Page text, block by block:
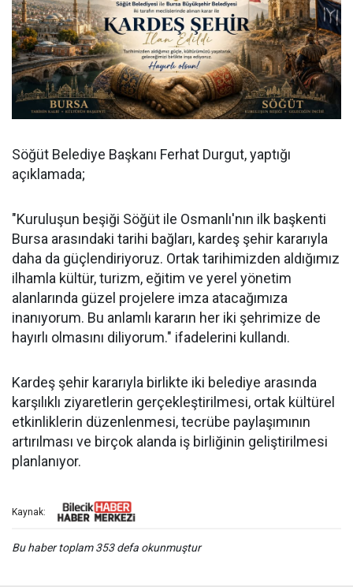
Söğüt Belediye Başkanı Ferhat Durgut, yaptığı
açıklamada;
"Kuruluşun beşiği Söğüt ile Osmanlı'nın ilk başkenti
Bursa arasındaki tarihi bağları, kardeş şehir kararıyla
daha da güçlendiriyoruz. Ortak tarihimizden aldığımız
ilhamla kültür, turizm, eğitim ve yerel yönetim
alanlarında güzel projelere imza atacağımıza
inanıyorum. Bu anlamlı kararın her iki şehrimize de
hayırlı olmasını diliyorum." ifadelerini kullandı.
Kardeş şehir kararıyla birlikte iki belediye arasında
karşılıklı ziyaretlerin gerçekleştirilmesi, ortak kültürel
etkinliklerin düzenlenmesi, tecrübe paylaşımının
artırılması ve birçok alanda iş birliğinin geliştirilmesi
planlanıyor.
Kaynak:
Bu haber toplam 353 defa okunmuştur